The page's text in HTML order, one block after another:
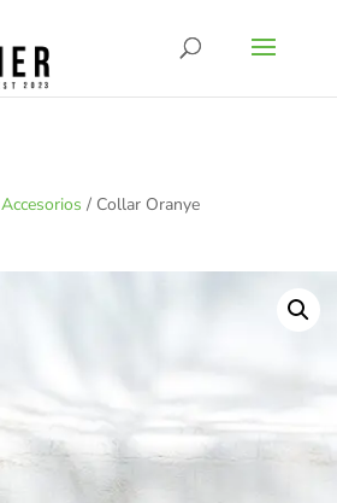
Accesorios / Collar Oranye